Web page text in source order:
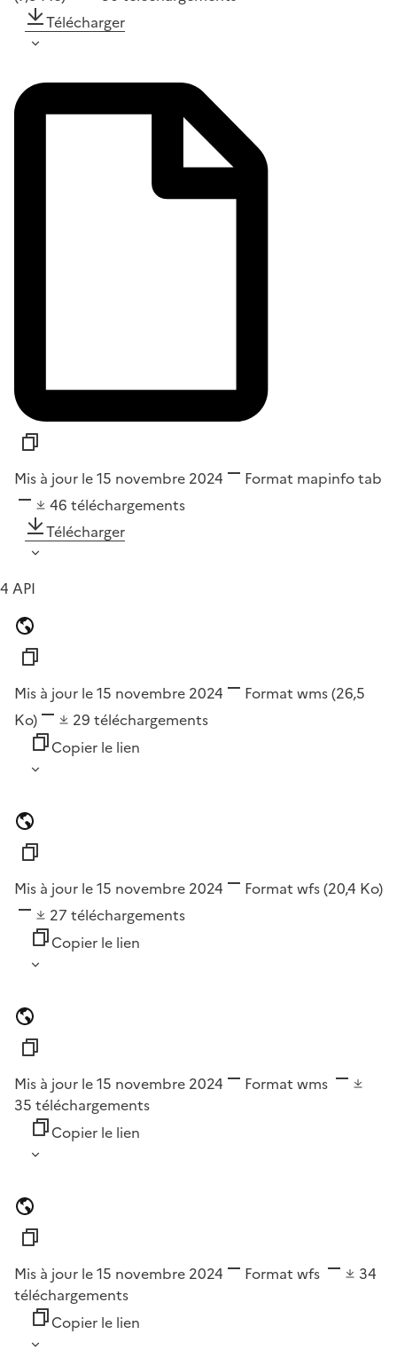
Télécharger
Mis à jour le 15 novembre 2024 Format mapinfo tab
46 téléchargements
Télécharger
4 API
Mis à jour le 15 novembre 2024 Format wms(26,5
Ko)
29 téléchargements
Copier le lien
Mis à jour le 15 novembre 2024 Format wfs(20,4 Ko)
27 téléchargements
Copier le lien
Mis à jour le 15 novembre 2024 Format wms
35 téléchargements
Copier le lien
Mis à jour le 15 novembre 2024 Format wfs
34
téléchargements
Copier le lien